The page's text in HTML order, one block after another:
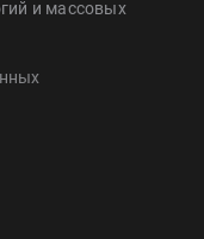
и массовых